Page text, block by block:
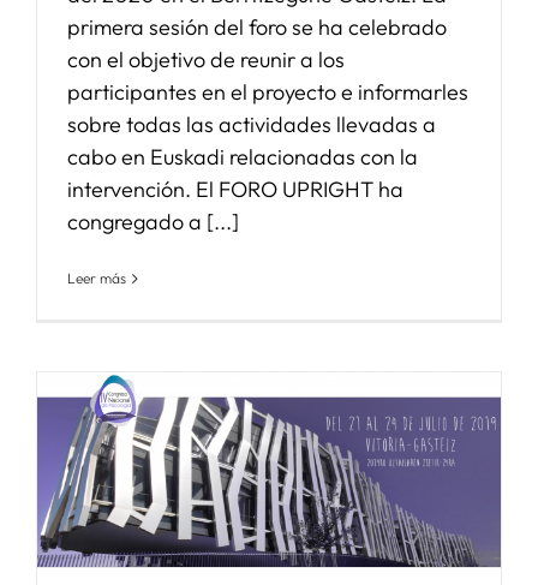
primera sesión del foro se ha celebrado
con el objetivo de reunir a los
participantes en el proyecto e informarles
sobre todas las actividades llevadas a
cabo en Euskadi relacionadas con la
intervención. El FORO UPRIGHT ha
congregado a [...]
Leer más